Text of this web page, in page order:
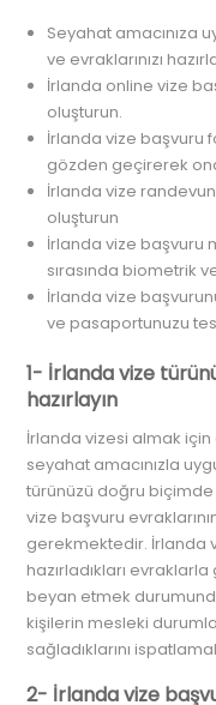
Seyahat amacınıza
ve evraklarınızı
İrlanda online vize
oluşturun.
İrlanda vize başvuru
gözden geçirerek
İrlanda vize
oluşturun
İrlanda vize başvuru
sırasında biometrik
İrlanda vize
ve pasaportunuzu
1- İrlanda vize
hazırlayın
İrlanda vizesi almak için
seyahat amacınızla
türünüzü doğru
vize başvuru
gerekmektedir. İrlanda
hazırladıkları
beyan etmek
kişilerin mesleki
sağladıklarını
2- İrlanda vize